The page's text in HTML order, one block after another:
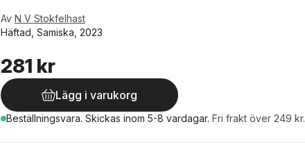
Av N V Stokfelhast
Häftad, Samiska, 2023
281 kr
Lägg i varukorg
Beställningsvara. Skickas inom 5-8 vardagar. Fri frakt över 249 kr.